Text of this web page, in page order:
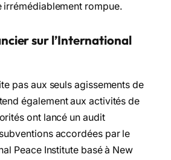
irrémédiablement rompue.
sur l’International
pas aux seuls agissements de
également aux activités de
ont lancé un audit
accordées par le
Peace Institute basé à New